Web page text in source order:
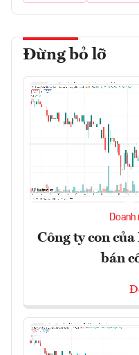
Đừng bỏ lỡ
Doanh
Công ty con
bán